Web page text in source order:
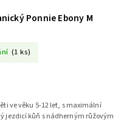
Ponnie Ebony M
(1 ks)
ve věku 5-12 let, s maximální
jezdicí kůň s nádherným růžovým